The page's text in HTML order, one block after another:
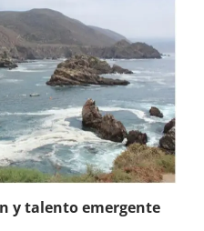
y talento emergente